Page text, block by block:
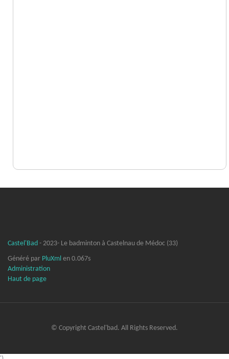
Castel'Bad - 2023- Le badminton à Castelnau de Médoc (33)
Généré par PluXml en 0.067s
Administration
Haut de page
© Copyright Castel'bad. All Rights Reserved.